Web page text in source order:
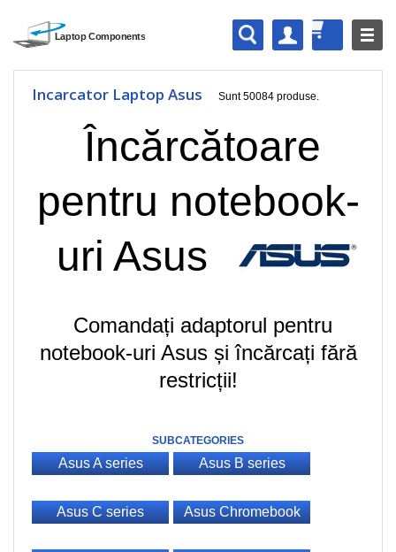
Incarcator Laptop Asus Sunt 50084 produse.
Încărcătoare
pentru notebook-
uri Asus
Comandați adaptorul pentru
notebook-uri Asus și încărcați fără
restricții!
SUBCATEGORIES
Asus A series Asus B series
Asus C series Asus Chromebook